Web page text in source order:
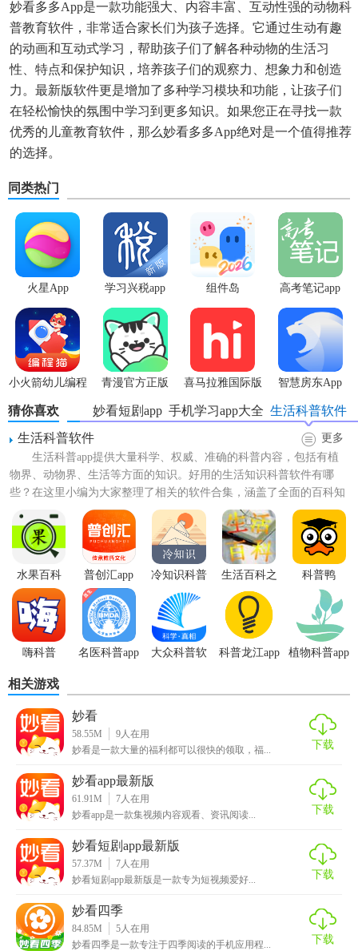
妙看多多app是一款功能强大、内容丰富、互动性强的动物科
普教育软件，非常适合家长们为孩子选择。它通过生动有趣
的动画和互动式学习，帮助孩子们了解各种动物的生活习
性、特点和保护知识，培养孩子们的观察力、想象力和创造
力。最新版软件更是增加了多种学习模块和功能，让孩子们
在轻松愉快的氛围中学习到更多知识。如果您正在寻找一款
优秀的儿童教育软件，那么妙看多多app绝对是一个值得推荐
的选择。
同类热门
火星App 学习兴税app
组件岛
WidgetIsland
高考笔记app
小火箭幼儿编程
app
青漫官方正版
喜马拉雅国际版
智慧房东App
猜你喜欢 生活科普软件
手机学习app大全
妙看短剧app
生活科普软件
更多
生活科普app提供大量科学、权威、准确的科普内容，包括有植
物界、动物界、生活等方面的知识。好用的生活知识科普软件有哪
些？在这里小编为大家整理了相关的软件合集，涵盖了全面的百科知
识，可以满足不同用户的了...
水果百科 普创汇app
冷知识科普
app
生活百科之
食物相克
科普鸭
嗨科普 名医科普app
大众科普软
科普龙江app 植物科普app
相关游戏
妙看
58.55M 9 人在用
妙看是一款大量的福利都可以很快的领取，福...
下载
妙看app最新版
61.91M 7 人在用
妙看app是一款集视频内容观看、资讯阅读...
下载
妙看短剧app最新版
57.37M 7 人在用
妙看短剧app最新版是一款专为短视频爱好...
下载
妙看四季
84.85M 5 人在用
妙看四季是一款专注于四季阅读的手机应用程...
下载